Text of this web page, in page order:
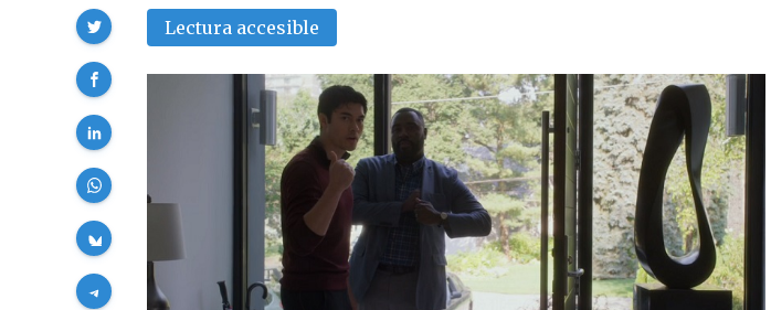
Lectura accesible
Compartir